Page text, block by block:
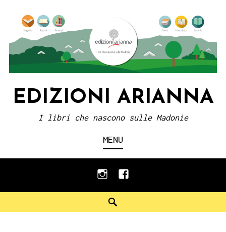
content
EDIZIONI ARIANNA
I libri che nascono sulle Madonie
MENU
instagramfacebook